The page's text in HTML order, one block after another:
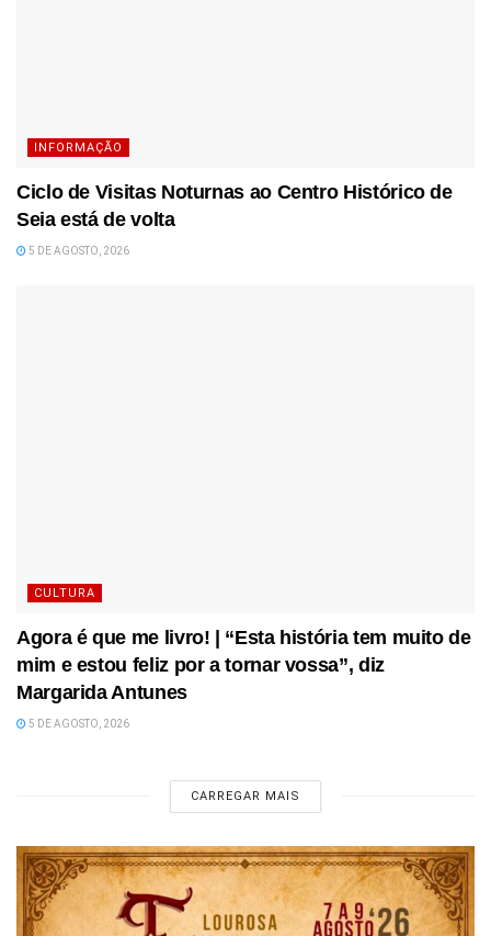
INFORMAÇÃO
Ciclo de Visitas Noturnas ao Centro Histórico de
Seia está de volta
5 DE AGOSTO, 2026
CULTURA
Agora é que me livro! | “Esta história tem muito de
mim e estou feliz por a tornar vossa”, diz
Margarida Antunes
5 DE AGOSTO, 2026
CARREGAR MAIS